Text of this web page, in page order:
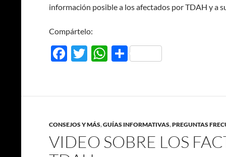
información posible a los afectados por TDAH y a
Compártelo:
F
b
o
o
k
T
er
W
s
A
p
p
C
p
ar
ti
r
CONSEJOS Y MÁS,GUÍAS INFORMATIVAS,PREGUNTAS
VIDEO SOBRE LOS